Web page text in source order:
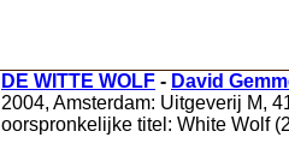
DE WITTE WOLF - David
2004, Amsterdam: Uitgeverij M,
oorspronkelijke titel: White Wolf